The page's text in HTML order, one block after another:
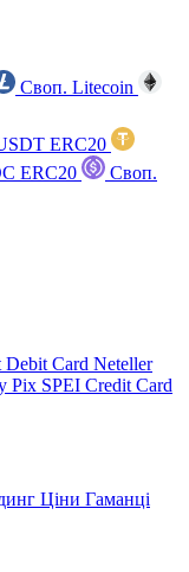
Своп. Litecoin
ERC20
ERC20
Своп.
Debit Card Neteller
Pix SPEI Credit Card
Ціни Гаманці